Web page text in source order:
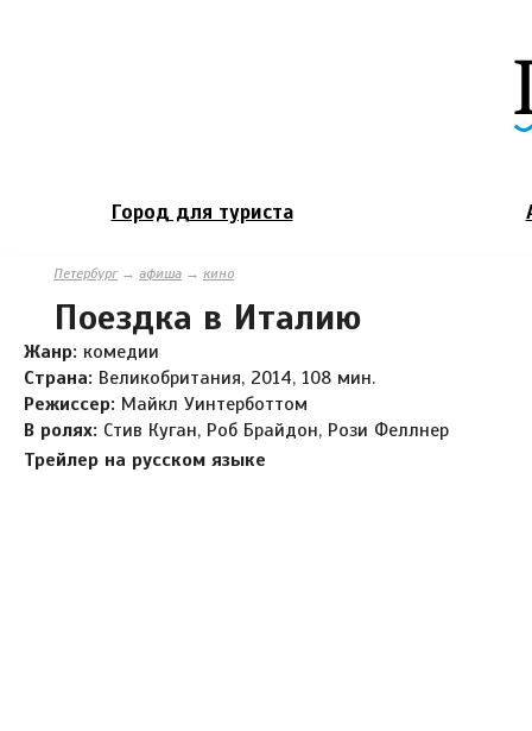
Город для туриста
Петербург→ афиша → кино
Поездка в Италию
Жанр: комедии
Страна: Великобритания, 2014, 108 мин.
Режиссер: Майкл Уинтерботтом
В ролях: Стив Куган, Роб Брайдон, Рози Феллнер
Трейлер на русском языке